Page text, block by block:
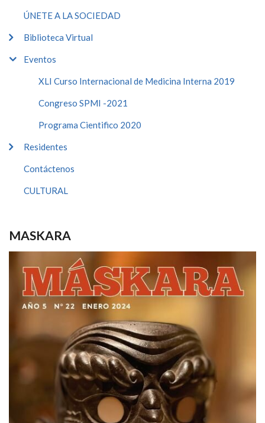
ÚNETE A LA SOCIEDAD
Biblioteca Virtual
Eventos
XLI Curso Internacional de Medicina Interna 2019
Congreso SPMI -2021
Programa Cientifico 2020
Residentes
Contáctenos
CULTURAL
MASKARA